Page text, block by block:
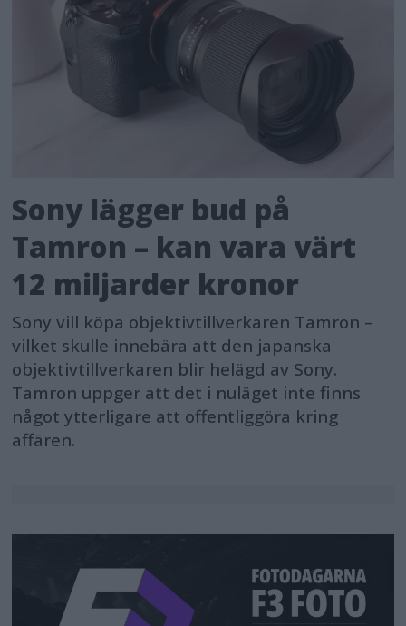
Sony lägger bud på
Tamron – kan vara värt
12 miljarder kronor
Sony vill köpa objektivtillverkaren Tamron –
vilket skulle innebära att den japanska
objektivtillverkaren blir helägd av Sony.
Tamron uppger att det i nuläget inte finns
något ytterligare att offentliggöra kring
affären.